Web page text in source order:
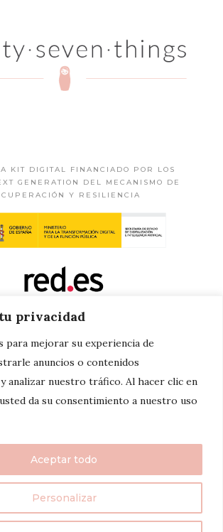
privacidad
para mejorar su experiencia de
anuncios o contenidos
analizar nuestro tráfico. Al hacer clic en
da su consentimiento a nuestro uso
Personalizar
Aceptar todo
KIT DIGITAL FINANCIADO POR LOS
GENERATION DEL MECANISMO DE
Y RESILIENCIA